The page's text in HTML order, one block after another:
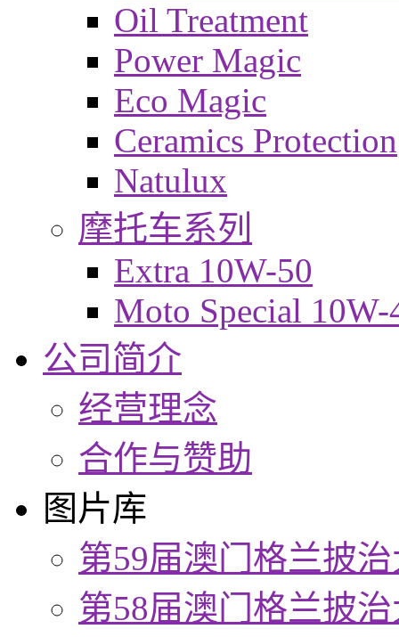
Oil Treatment
Power Magic
Eco Magic
Ceramics Protection
Natulux
摩托车系列
Extra 10W-50
Moto Special 10W-
公司简介
经营理念
合作与赞助
图片库
第59届澳门格兰披
第58届澳门格兰披